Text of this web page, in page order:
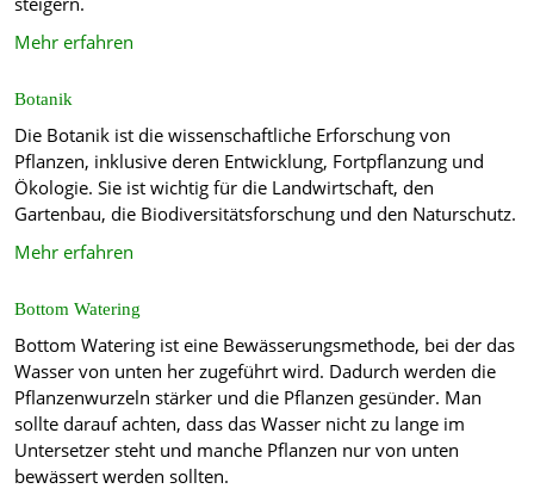
Mehr erfahren
Botanik
Die Botanik ist die wissenschaftliche Erforschung von
Pflanzen, inklusive deren Entwicklung, Fortpflanzung und
Ökologie. Sie ist wichtig für die Landwirtschaft, den
Gartenbau, die Biodiversitätsforschung und den Naturschutz.
Mehr erfahren
Bottom Watering
Bottom Watering ist eine Bewässerungsmethode, bei der das
Wasser von unten her zugeführt wird. Dadurch werden die
Pflanzenwurzeln stärker und die Pflanzen gesünder. Man
sollte darauf achten, dass das Wasser nicht zu lange im
Untersetzer steht und manche Pflanzen nur von unten
bewässert werden sollten.